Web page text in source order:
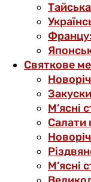
Тайська
Святкове
М’ясні
Салати
М’ясні